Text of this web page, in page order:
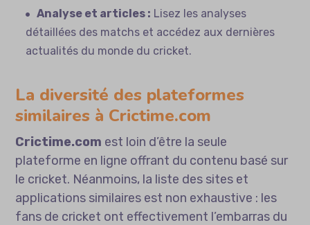
Analyse et articles : Lisez les analyses
détaillées des matchs et accédez aux dernières
actualités du monde du cricket.
La diversité des plateformes
similaires à Crictime.com
Crictime.com est loin d’être la seule
plateforme en ligne offrant du contenu basé sur
le cricket. Néanmoins, la liste des sites et
applications similaires est non exhaustive : les
fans de cricket ont effectivement l’embarras du